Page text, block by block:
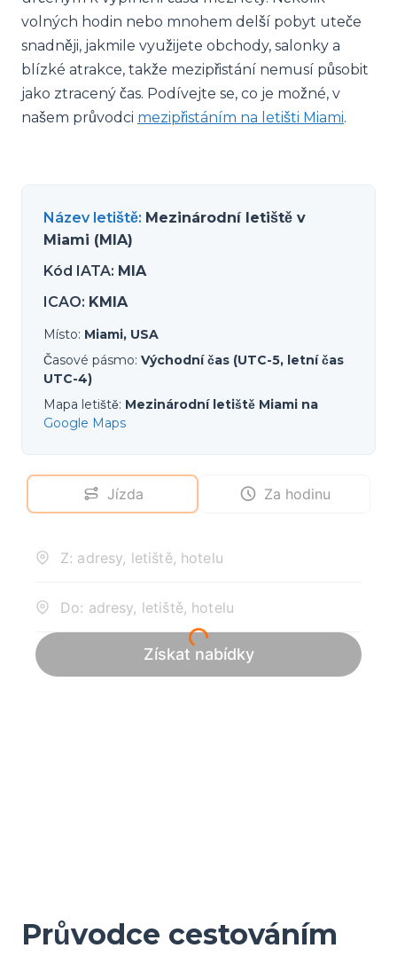
volných hodin nebo mnohem delší pobyt uteče
snadněji, jakmile využijete obchody, salonky a
blízké atrakce, takže mezipřistání nemusí působit
jako ztracený čas. Podívejte se, co je možné, v
našem průvodci mezipřistáním na letišti Miami.
Název letiště: Mezinárodní letiště v
Miami (MIA)
Kód IATA: MIA
ICAO: KMIA
Místo: Miami, USA
Časové pásmo: Východní čas (UTC-5, letní čas
UTC-4)
Mapa letiště: Mezinárodní letiště Miami na
Google Maps
Průvodce cestováním